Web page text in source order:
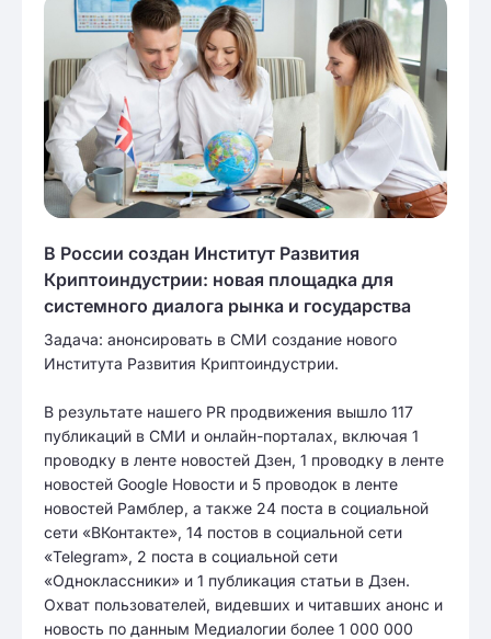
В России создан Институт Развития
Криптоиндустрии: новая площадка для
системного диалога рынка и государства
Задача: анонсировать в СМИ создание нового
Института Развития Криптоиндустрии.
В результате нашего PR продвижения вышло 117
публикаций в СМИ и онлайн-порталах, включая 1
проводку в ленте новостей Дзен, 1 проводку в ленте
новостей Google Новости и 5 проводок в ленте
новостей Рамблер, а также 24 поста в социальной
сети «ВКонтакте», 14 постов в социальной сети
«Telegram», 2 поста в социальной сети
«Одноклассники» и 1 публикация статьи в Дзен.
Охват пользователей, видевших и читавших анонс и
новость по данным Медиалогии более 1 000 000